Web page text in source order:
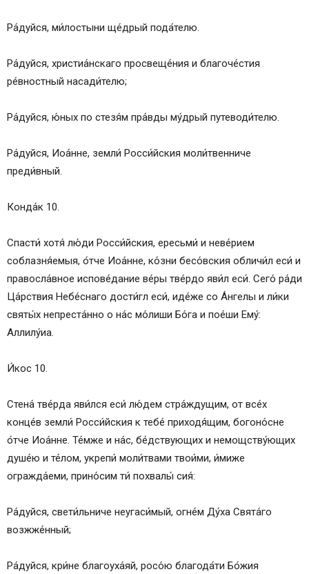
Ра́дуйся, ми́лостыни ще́дрый пода́телю.
Ра́дуйся, христиа́нскаго просвеще́ния и благоче́стия
ре́вностный насади́телю;
Ра́дуйся, ю́ных по стезя́м пра́вды му́дрый путеводи́телю.
Ра́дуйся, Иоа́нне, земли́ Росси́йския моли́твенниче
преди́вный.
Конда́к 10.
Спасти́ хотя́ лю́ди Росси́йския, ересьми́ и неве́рием
соблазня́емыя, о́тче Иоа́нне, ко́зни бесо́вския обличи́л еси́ и
правосла́вное испове́дание ве́ры тве́рдо яви́л еси́. Сего́ ра́ди
Ца́рствия Небе́снаго дости́гл еси́, иде́же со А́нгелы и ли́ки
святы́х непреста́нно о на́с мо́лиши Бо́га и пое́ши Ему́:
Аллилу́иа.
И́кос 10.
Стена́ тве́рда яви́лся еси́ лю́дем стра́ждущим, от все́х
конце́в земли́ Росси́йския к тебе́ приходя́щим, богоно́сне
о́тче Иоа́нне. Те́мже и на́с, бе́дствующих и немощству́ющих
душе́ю и те́лом, укрепи́ моли́твами твои́ми, и́миже
огражда́еми, прино́сим ти́ похвалы́ сия́:
Ра́дуйся, свети́льниче неугаси́мый, огне́м Ду́ха Свята́го
возжже́нный;
Ра́дуйся, кри́не благоуха́яй, росо́ю благода́ти Бо́жия